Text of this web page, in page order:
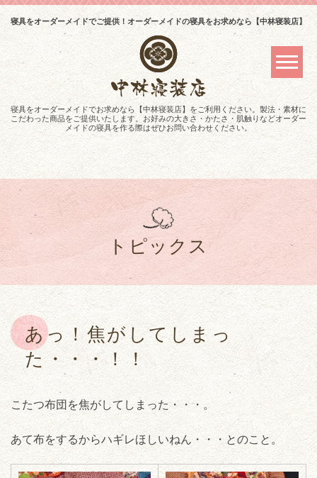
寝具をオーダーメイドでご提供！オーダーメイドの寝具をお求めなら【中林寝装店】
寝具をオーダーメイドでお求めなら【中林寝装店】をご利用ください。製法・素材に
こだわった商品をご提供いたします。お好みの大きさ・かたさ・肌触りなどオーダー
メイドの寝具を作る際はぜひお問い合わせください。
トピックス
あっ！焦がしてしまっ
た・・・！！
こたつ布団を焦がしてしまった・・・。
あて布をするからハギレほしいねん・・・とのこと。